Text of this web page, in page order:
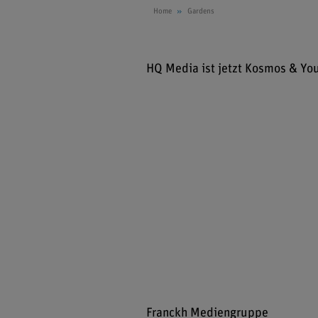
Home Gardens
HQ Media ist jetzt Kosmos &
Franckh Mediengruppe